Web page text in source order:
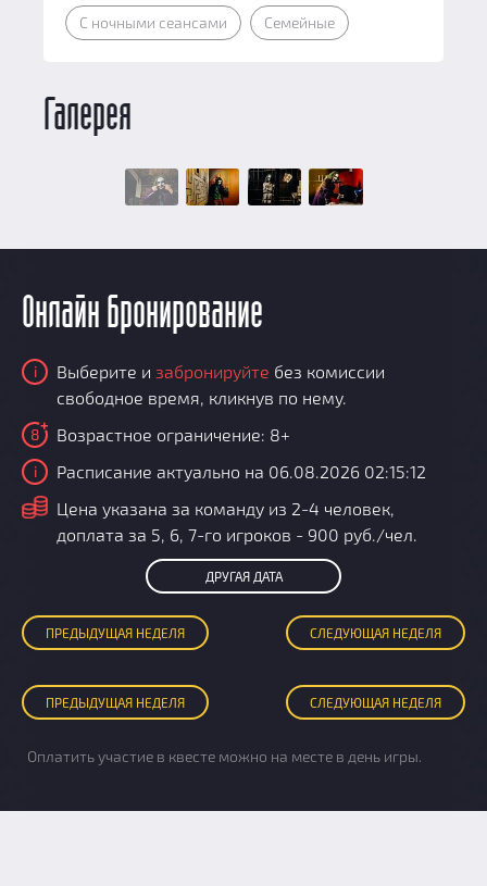
С ночными сеансами Семейные
Галерея
Онлайн бронирование
i Выберите и забронируйте без комиссии
свободное время, кликнув по нему.
8 Возрастное ограничение: 8+
i Расписание актуально на 06.08.2026 02:15:12
i
Цена указана за команду из 2-4 человек,
доплата за 5, 6, 7-го игроков - 900 руб./чел.
ДРУГАЯ ДАТА
ПРЕДЫДУЩАЯ НЕДЕЛЯ СЛЕДУЮЩАЯ НЕДЕЛЯ
ПРЕДЫДУЩАЯ НЕДЕЛЯ СЛЕДУЮЩАЯ НЕДЕЛЯ
Оплатить участие в квесте можно на месте в день игры.